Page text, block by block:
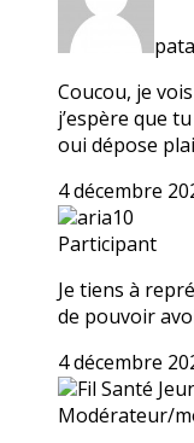
Coucou, je
j’espère que
oui dépose
4 décembre
aria10
Participant
Je tiens à
de pouvoir
4 décembre
Fil Santé
Modérateur/